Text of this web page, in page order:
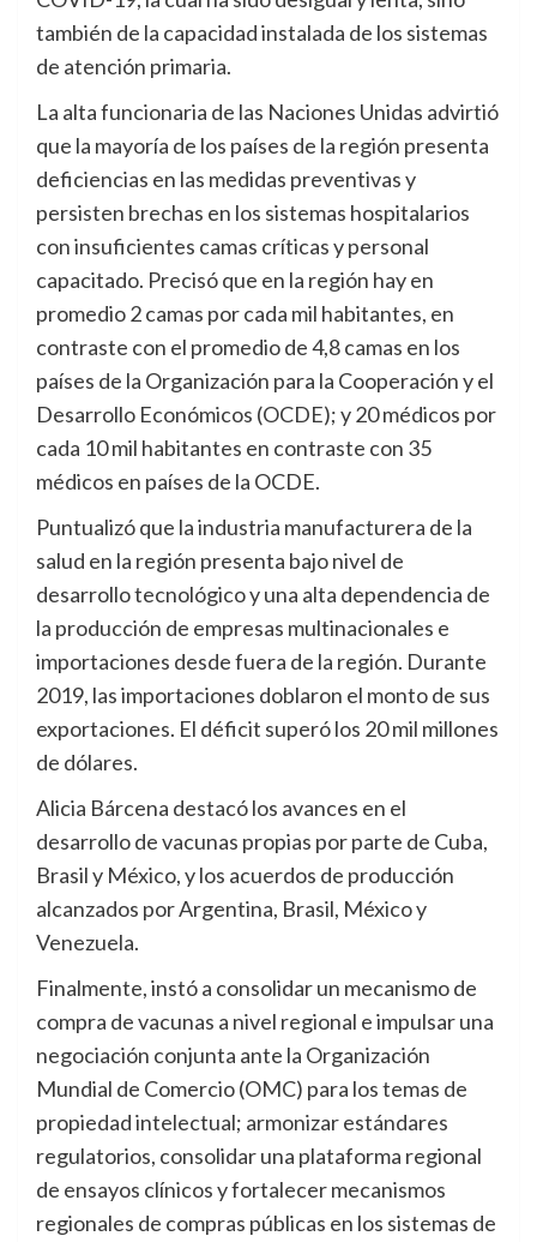
también de la capacidad instalada de los sistemas
de atención primaria.
La alta funcionaria de las Naciones Unidas advirtió
que la mayoría de los países de la región presenta
deficiencias en las medidas preventivas y
persisten brechas en los sistemas hospitalarios
con insuficientes camas críticas y personal
capacitado. Precisó que en la región hay en
promedio 2 camas por cada mil habitantes, en
contraste con el promedio de 4,8 camas en los
países de la Organización para la Cooperación y el
Desarrollo Económicos (OCDE); y 20 médicos por
cada 10 mil habitantes en contraste con 35
médicos en países de la OCDE.
Puntualizó que la industria manufacturera de la
salud en la región presenta bajo nivel de
desarrollo tecnológico y una alta dependencia de
la producción de empresas multinacionales e
importaciones desde fuera de la región. Durante
2019, las importaciones doblaron el monto de sus
exportaciones. El déficit superó los 20 mil millones
de dólares.
Alicia Bárcena destacó los avances en el
desarrollo de vacunas propias por parte de Cuba,
Brasil y México, y los acuerdos de producción
alcanzados por Argentina, Brasil, México y
Venezuela.
Finalmente, instó a consolidar un mecanismo de
compra de vacunas a nivel regional e impulsar una
negociación conjunta ante la Organización
Mundial de Comercio (OMC) para los temas de
propiedad intelectual; armonizar estándares
regulatorios, consolidar una plataforma regional
de ensayos clínicos y fortalecer mecanismos
regionales de compras públicas en los sistemas de